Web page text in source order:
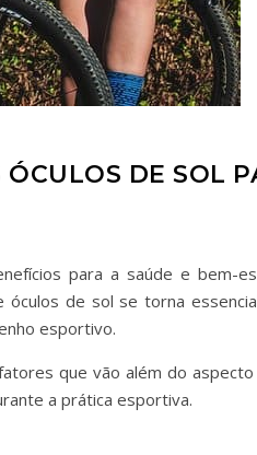
DE SOL
para a saúde e bem-
de sol se torna
esportivo.
que vão além do
a prática esportiva.